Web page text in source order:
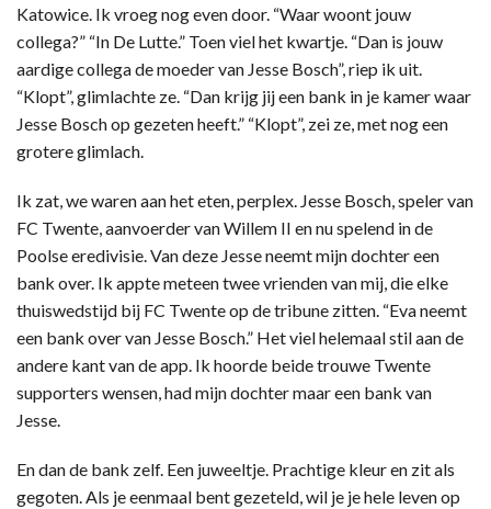
Katowice. Ik vroeg nog even door. “Waar woont jouw
collega?” “In De Lutte.” Toen viel het kwartje. “Dan is jouw
aardige collega de moeder van Jesse Bosch”, riep ik uit.
“Klopt”, glimlachte ze. “Dan krijg jij een bank in je kamer waar
Jesse Bosch op gezeten heeft.” “Klopt”, zei ze, met nog een
grotere glimlach.
Ik zat, we waren aan het eten, perplex. Jesse Bosch, speler van
FC Twente, aanvoerder van Willem II en nu spelend in de
Poolse eredivisie. Van deze Jesse neemt mijn dochter een
bank over. Ik appte meteen twee vrienden van mij, die elke
thuiswedstijd bij FC Twente op de tribune zitten. “Eva neemt
een bank over van Jesse Bosch.” Het viel helemaal stil aan de
andere kant van de app. Ik hoorde beide trouwe Twente
supporters wensen, had mijn dochter maar een bank van
Jesse.
En dan de bank zelf. Een juweeltje. Prachtige kleur en zit als
gegoten. Als je eenmaal bent gezeteld, wil je je hele leven op